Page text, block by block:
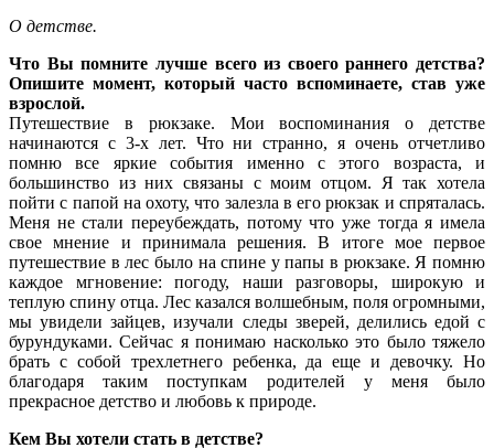
О детстве.
Что Вы помните лучше всего из своего раннего детства?
Опишите момент, который часто вспоминаете, став уже
взрослой.
Путешествие в рюкзаке. Мои воспоминания о детстве
начинаются с 3-х лет. Что ни странно, я очень отчетливо
помню все яркие события именно с этого возраста, и
большинство из них связаны с моим отцом. Я так хотела
пойти с папой на охоту, что залезла в его рюкзак и спряталась.
Меня не стали переубеждать, потому что уже тогда я имела
свое мнение и принимала решения. В итоге мое первое
путешествие в лес было на спине у папы в рюкзаке. Я помню
каждое мгновение: погоду, наши разговоры, широкую и
теплую спину отца. Лес казался волшебным, поля огромными,
мы увидели зайцев, изучали следы зверей, делились едой с
бурундуками. Сейчас я понимаю насколько это было тяжело
брать с собой трехлетнего ребенка, да еще и девочку. Но
благодаря таким поступкам родителей у меня было
прекрасное детство и любовь к природе.
Кем Вы хотели стать в детстве?